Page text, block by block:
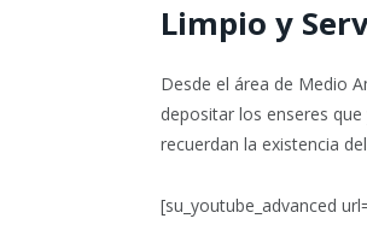
Limpio y
Desde el área de Medio
depositar los enseres
recuerdan la existencia
[su_youtube_advanced